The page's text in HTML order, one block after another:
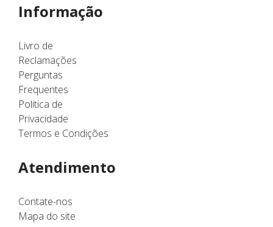
Informação
Livro de
Reclamações
Perguntas
Frequentes
Politica de
Privacidade
Termos e Condições
Atendimento
Contate-nos
Mapa do site